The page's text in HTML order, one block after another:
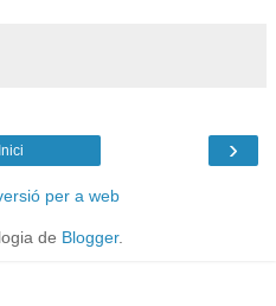
›
Inici
per a web
de Blogger.